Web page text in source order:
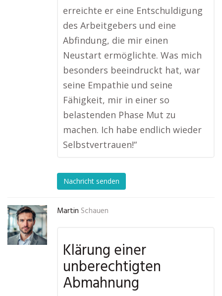
erreichte er eine Entschuldigung
des Arbeitgebers und eine
Abfindung, die mir einen
Neustart ermöglichte. Was mich
besonders beeindruckt hat, war
seine Empathie und seine
Fähigkeit, mir in einer so
belastenden Phase Mut zu
machen. Ich habe endlich wieder
Selbstvertrauen!“
Nachricht senden
Martin Schauen
Klärung einer
unberechtigten
Abmahnung